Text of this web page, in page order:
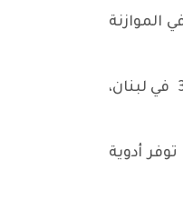
الموازنة
وتعد النسبة المذكورة متدنية، إذ تعادل أقل من 1 في المائة من إجمالي الناتج المحلي في العراق، مقارنة بنسبة 3.6 في المائة في الأردن، و3.8 في لبنان،
عدم توفر أدوية